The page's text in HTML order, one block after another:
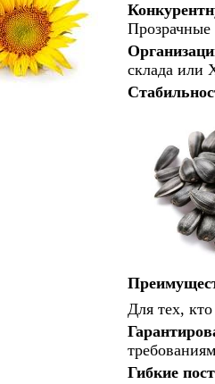
склада или
Для тех,
Гибкие